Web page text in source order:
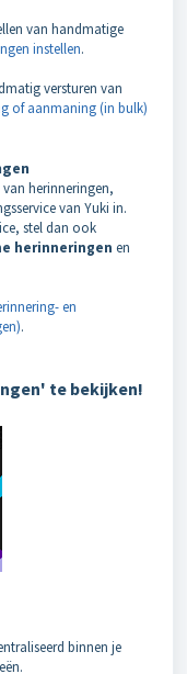
van handmatige
instellen.
versturen van
of aanmaning (in bulk)
herinneringen,
van Yuki in.
stel dan ook
herinneringen en
en
.
te bekijken!
binnen je